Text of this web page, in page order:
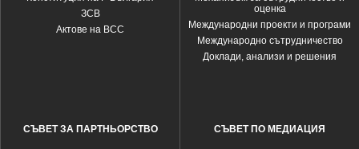
ЗСВ
Актове на ВСС
оценка
Международни проекти и програми
Международно сътрудничество
Доклади, анализи и решения
СЪВЕТ ЗА ПАРТНЬОРСТВО СЪВЕТ ПО МЕДИАЦИЯ